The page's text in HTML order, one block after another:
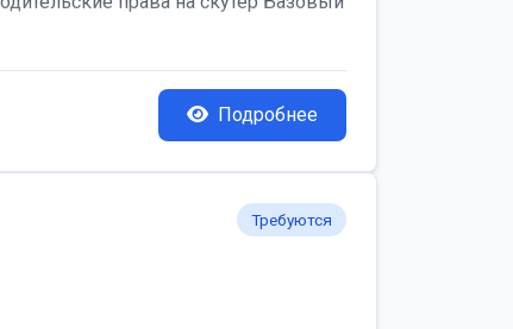
Подробнее
Требуются